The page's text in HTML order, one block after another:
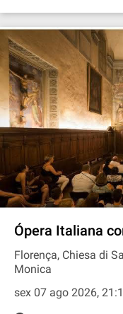
Ópera Italiana
Florença, Chiesa di
Monica
sex 07 ago 2026,